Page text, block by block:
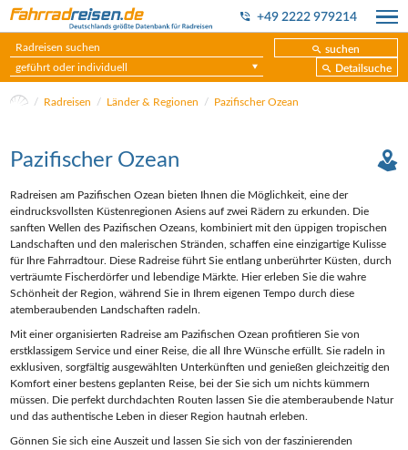
+49 2222 979214
suchen
geführt oder individuell
Detailsuche
Radreisen Länder & Regionen Pazifischer Ozean
Pazifischer Ozean
Radreisen am Pazifischen Ozean bieten Ihnen die Möglichkeit, eine der
eindrucksvollsten Küstenregionen Asiens auf zwei Rädern zu erkunden. Die
sanften Wellen des Pazifischen Ozeans, kombiniert mit den üppigen tropischen
Landschaften und den malerischen Stränden, schaffen eine einzigartige Kulisse
für Ihre Fahrradtour. Diese Radreise führt Sie entlang unberührter Küsten, durch
verträumte Fischerdörfer und lebendige Märkte. Hier erleben Sie die wahre
Schönheit der Region, während Sie in Ihrem eigenen Tempo durch diese
atemberaubenden Landschaften radeln.
Mit einer organisierten Radreise am Pazifischen Ozean profitieren Sie von
erstklassigem Service und einer Reise, die all Ihre Wünsche erfüllt. Sie radeln in
exklusiven, sorgfältig ausgewählten Unterkünften und genießen gleichzeitig den
Komfort einer bestens geplanten Reise, bei der Sie sich um nichts kümmern
müssen. Die perfekt durchdachten Routen lassen Sie die atemberaubende Natur
und das authentische Leben in dieser Region hautnah erleben.
Gönnen Sie sich eine Auszeit und lassen Sie sich von der faszinierenden